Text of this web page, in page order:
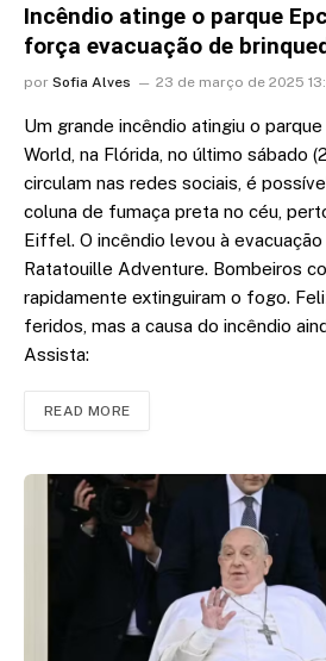
Incêndio atinge o parque
força evacuação de
por Sofia Alves 23 de março de 2025
Um grande incêndio atingiu o
World, na Flórida, no último sábado
circulam nas redes sociais, é
coluna de fumaça preta no céu,
Eiffel. O incêndio levou à evacuação
Ratatouille Adventure. Bombeiros
rapidamente extinguiram o fogo.
feridos, mas a causa do incêndio
Assista:
READ MORE